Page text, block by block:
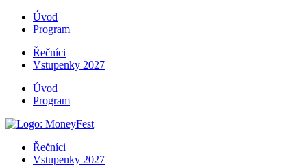
Úvod
Program
Řečníci
Vstupenky 2027
Úvod
Program
Řečníci
Vstupenky 2027